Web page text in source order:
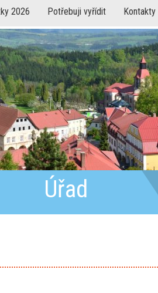
2026 Potřebuji vyřídit Kontakty
Úřad